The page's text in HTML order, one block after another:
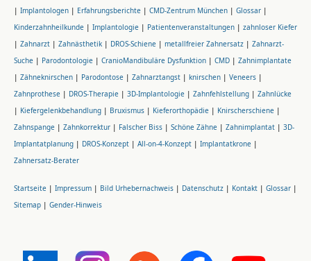
| Implantologen | Erfahrungsberichte | CMD-Zentrum München | Glossar |
Kinderzahnheilkunde | Implantologie | Patientenveranstaltungen | zahnloser Kiefer
| Zahnarzt | Zahnästhetik | DROS-Schiene | metallfreier Zahnersatz | Zahnarzt-
Suche | Parodontologie | CranioMandibuläre Dysfunktion | CMD | Zahnimplantate
| Zähneknirschen | Parodontose | Zahnarztangst | knirschen | Veneers |
Zahnprothese | DROS-Therapie | 3D-Implantologie | Zahnfehlstellung | Zahnlücke
| Kiefergelenkbehandlung | Bruxismus | Kieferorthopädie | Knirscherschiene |
Zahnspange | Zahnkorrektur | Falscher Biss | Schöne Zähne | Zahnimplantat | 3D-
Implantatplanung | DROS-Konzept | All-on-4-Konzept | Implantatkrone |
Zahnersatz-Berater
Startseite | Impressum | Bild Urhebernachweis | Datenschutz | Kontakt | Glossar |
Sitemap | Gender-Hinweis